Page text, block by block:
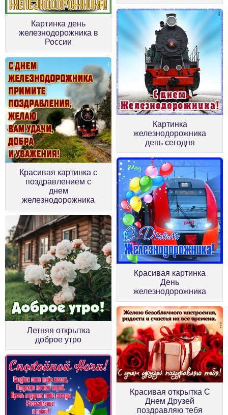
Картинка день
железнодорожника в
России
Красивая картинка с
поздравлением с
днем
железнодорожника
Картинка
железнодорожника
день сегодня
Летняя открытка
доброе утро
Красивая картинка
День
железнодорожника
Красивая открытка С
Днем Друзей
поздравляю тебя